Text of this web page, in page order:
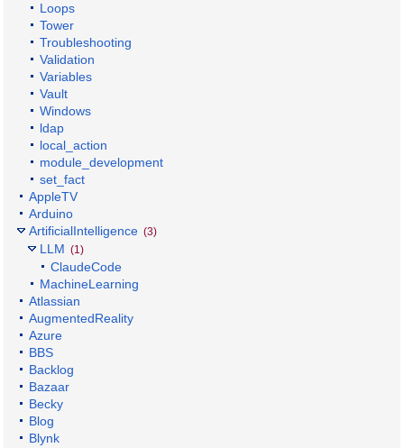
Loops
Tower
Troubleshooting
Validation
Variables
Vault
Windows
ldap
local_action
module_development
set_fact
AppleTV
Arduino
ArtificialIntelligence (3)
LLM (1)
ClaudeCode
MachineLearning
Atlassian
AugmentedReality
Azure
BBS
Backlog
Bazaar
Becky
Blog
Blynk